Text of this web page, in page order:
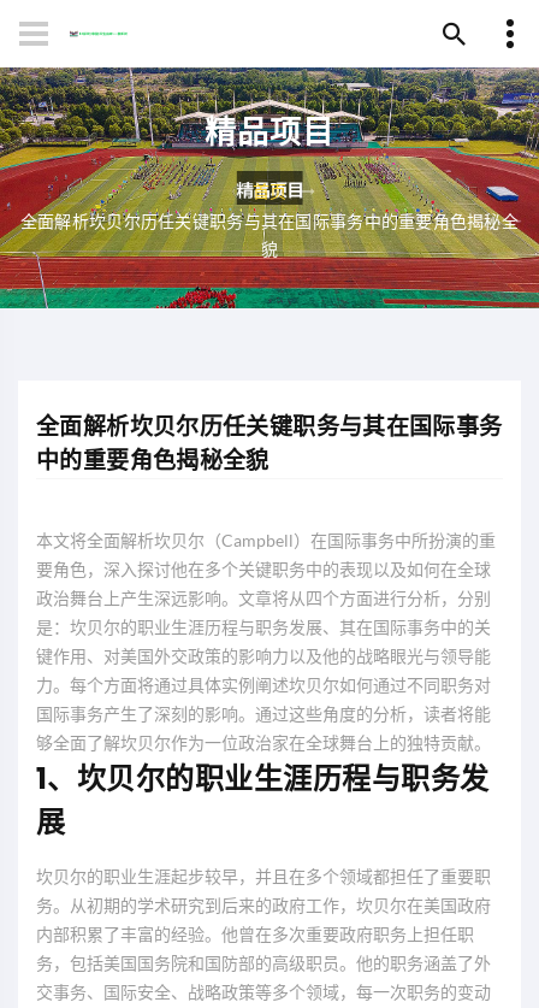
精品项目
首页
全面解析坎贝尔历任关键职务与其在国际事务中的重要角色揭秘全
貌
全面解析坎贝尔历任关键职务与其在国际事务
中的重要角色揭秘全貌
本文将全面解析坎贝尔（Campbell）在国际事务中所扮演的重
要角色，深入探讨他在多个关键职务中的表现以及如何在全球
政治舞台上产生深远影响。文章将从四个方面进行分析，分别
是：坎贝尔的职业生涯历程与职务发展、其在国际事务中的关
键作用、对美国外交政策的影响力以及他的战略眼光与领导能
力。每个方面将通过具体实例阐述坎贝尔如何通过不同职务对
国际事务产生了深刻的影响。通过这些角度的分析，读者将能
够全面了解坎贝尔作为一位政治家在全球舞台上的独特贡献。
1、坎贝尔的职业生涯历程与职务发
展
坎贝尔的职业生涯起步较早，并且在多个领域都担任了重要职
务。从初期的学术研究到后来的政府工作，坎贝尔在美国政府
内部积累了丰富的经验。他曾在多次重要政府职务上担任职
务，包括美国国务院和国防部的高级职员。他的职务涵盖了外
交事务、国际安全、战略政策等多个领域，每一次职务的变动